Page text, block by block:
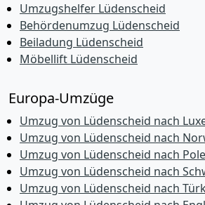
Umzugshelfer Lüdenscheid
Behördenumzug Lüdenscheid
Beiladung Lüdenscheid
Möbellift Lüdenscheid
Europa-Umzüge
Umzug von Lüdenscheid nach
Umzug von Lüdenscheid nach
Umzug von Lüdenscheid nach
Umzug von Lüdenscheid nach
Umzug von Lüdenscheid nach